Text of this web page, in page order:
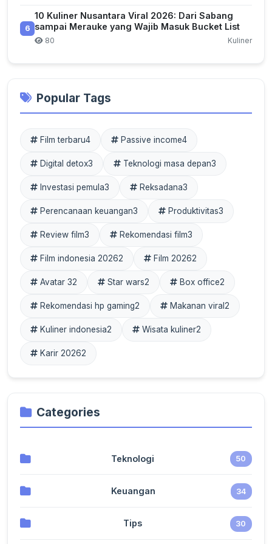
6
10 Kuliner Nusantara Viral 2026: Dari Sabang
sampai Merauke yang Wajib Masuk Bucket List
80 Kuliner
Popular Tags
Film terbaru4 Passive income4
Digital detox3 Teknologi masa depan3
Investasi pemula3 Reksadana3
Perencanaan keuangan3 Produktivitas3
Review film3 Rekomendasi film3
Film indonesia 20262 Film 20262
Avatar 32 Star wars2 Box office2
Rekomendasi hp gaming2 Makanan viral 2
Kuliner indonesia2 Wisata kuliner2
Karir 20262
Categories
Teknologi 50
Keuangan 34
Tips 30